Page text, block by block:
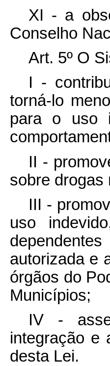
XI - a
Conselho
Art. 5º O
I -
torná-lo
para o uso
II -
sobre drogas
III -
uso
autorizada e
órgãos do
Municípios;
IV -
integração e
desta Lei.